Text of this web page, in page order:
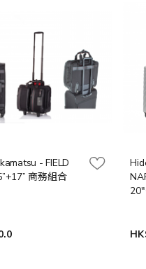
- FIELD
商務組合